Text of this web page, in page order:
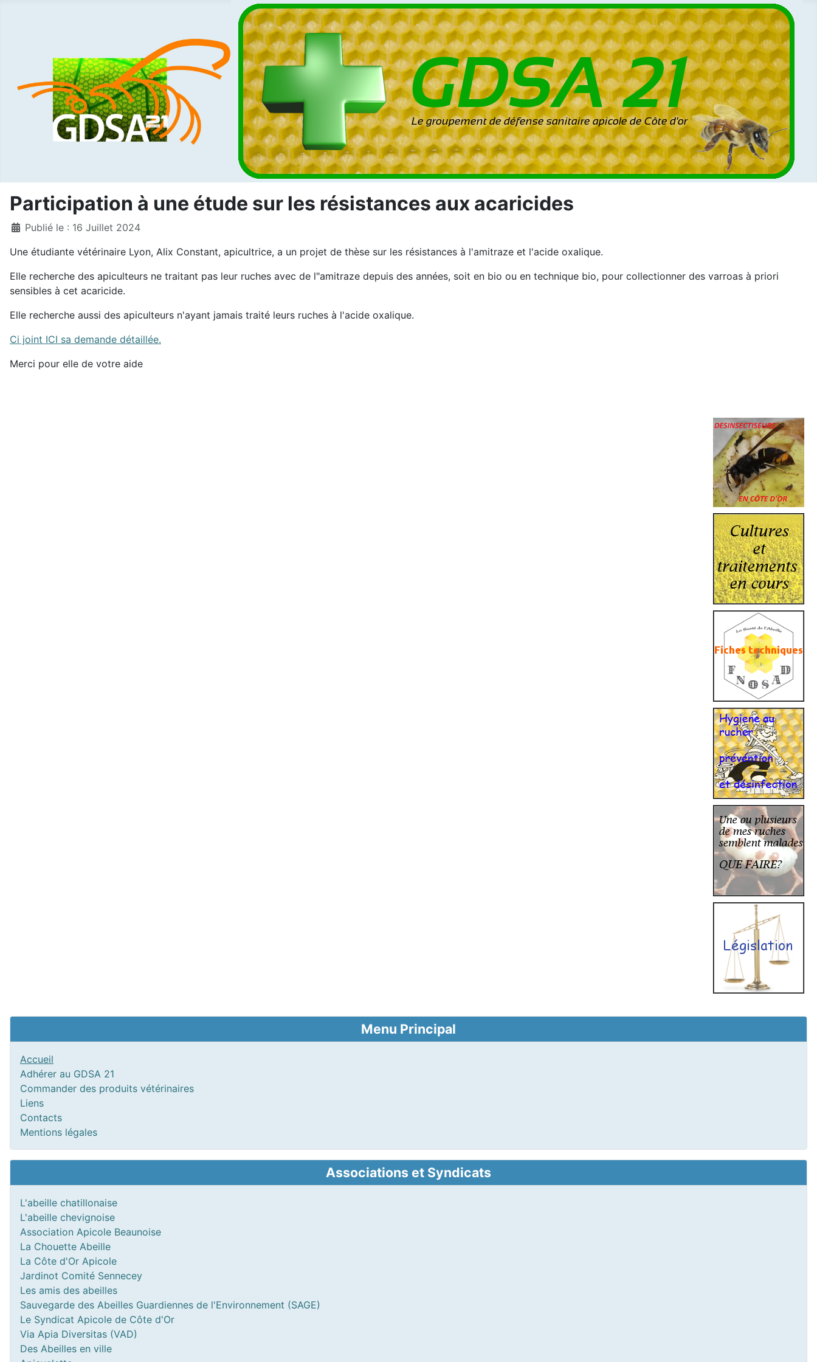
Menu Principal
Accueil
Adhérer au GDSA 21
Commander des produits vétérinaires
Liens
Contacts
Mentions légales
Associations et Syndicats
L'abeille chatillonaise
L'abeille chevignoise
Association Apicole Beaunoise
La Chouette Abeille
La Côte d'Or Apicole
Jardinot Comité Sennecey
Les amis des abeilles
Sauvegarde des Abeilles Guardiennes de l'Environnement (SAGE)
Le Syndicat Apicole de Côte d'Or
Via Apia Diversitas (VAD)
Des Abeilles en ville
Participation à une étude sur les résistances aux acaricides
DétailsPublié le : 16 Juillet 2024
Une étudiante vétérinaire Lyon, Alix Constant, apicultrice, a un projet de thèse sur les résistances à l'amitraze et l'acide oxalique.
Elle recherche des apiculteurs ne traitant pas leur ruches avec de l"amitraze depuis des années, soit en bio ou en technique bio, pour collectionner des varroas à priori
sensibles à cet acaricide.
Elle recherche aussi des apiculteurs n'ayant jamais traité leurs ruches à l'acide oxalique.
Ci joint ICI sa demande détaillée.
Merci pour elle de votre aide